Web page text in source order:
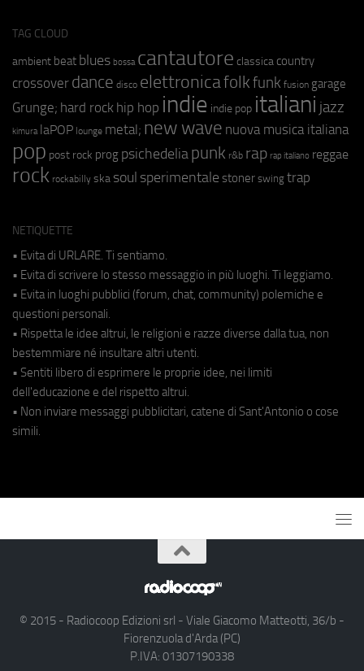
TAG CLOUD
ambient beat blues bossa cantautore classica country
crossover dance disco elettronicafolkfunk fusion garage
Grunge; hard rock hip hop indie indie pop italiani jazz
kimura laPOP lounge metal; new wave nuova musica italiana
pop post rock prog psichedeliapunk r&b rap rap italiano reggae
rock rockabilly ska soul sperimentale stoner swing trap
NETIQUETTE
• Evita di URLARE. Ti sentiamo.
• Evita di scrivere lo stesso messaggio in più luoghi. Ti leggiamo.
• Evita in luoghi pubblici (forum, chat, community) polemiche e
questioni personali.
• Rispetta le idee altrui, le religioni e razze diverse dalla tua, non
bestemmiare né insultare altri utenti.
• Sentiti libero di esprimere le proprie idee, nei limiti
dell'educazione e del rispetto altrui.
• Non inviare messaggi pubblicitari, catene di Sant'Antonio o cose
simili.
© 2015 - Radiocoop Edizioni srl - Viale Giacomo Matteotti, 36/b -
Fiorenzuola d'Arda (PC)
P.IVA: 01307190338